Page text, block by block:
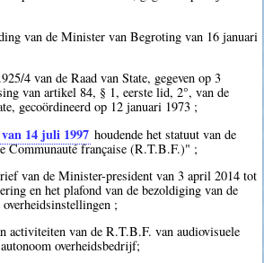
van de Minister van Begroting van 16 januari
4 van de Raad van State, gegeven op 3
van artikel 84, § 1, eerste lid, 2°, van de
gecoördineerd op 12 januari 1973 ;
14 juli 1997 houdende het statuut van de
Communauté française (R.T.B.F.)" ;
van de Minister-president van 3 april 2014 tot
en het plafond van de bezoldiging van de
overheidsinstellingen ;
activiteiten van de R.T.B.F. van audiovisuele
overheidsbedrijf;